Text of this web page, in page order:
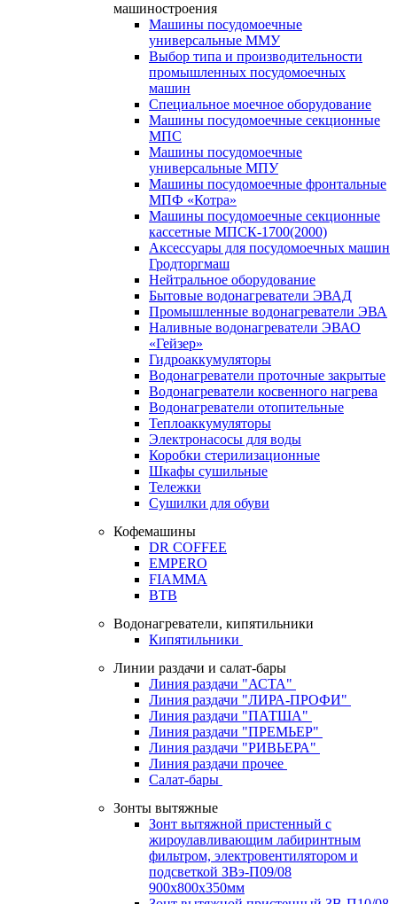
машиностроения
Машины посудомоечные
универсальные ММУ
Выбор типа и производительности
промышленных посудомоечных
машин
Специальное моечное оборудование
Машины посудомоечные секционные
МПС
Машины посудомоечные
универсальные МПУ
Машины посудомоечные фронтальные
МПФ «Котра»
Машины посудомоечные секционные
кассетные МПСК-1700(2000)
Аксессуары для посудомоечных машин
Гродторгмаш
Нейтральное оборудование
Бытовые водонагреватели ЭВАД
Промышленные водонагреватели ЭВА
Наливные водонагреватели ЭВАО
«Гейзер»
Гидроаккумуляторы
Водонагреватели проточные закрытые
Водонагреватели косвенного нагрева
Водонагреватели отопительные
Теплоаккумуляторы
Электронасосы для воды
Коробки стерилизационные
Шкафы сушильные
Тележки
Сушилки для обуви
Кофемашины
DR COFFEE
EMPERO
FIAMMA
BTB
Водонагреватели, кипятильники
Кипятильники
Линии раздачи и салат-бары
Линия раздачи "АСТА"
Линия раздачи "ЛИРА-ПРОФИ"
Линия раздачи "ПАТША"
Линия раздачи "ПРЕМЬЕР"
Линия раздачи "РИВЬЕРА"
Линия раздачи прочее
Салат-бары
Зонты вытяжные
Зонт вытяжной пристенный с
жироулавливающим лабиринтным
фильтром, электровентилятором и
подсветкой ЗВэ-П09/08
900х800х350мм